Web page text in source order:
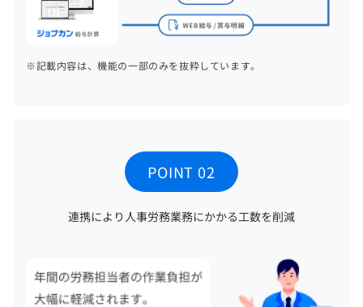
※記載内容は、機能の一部のみを抜粋しています。
POINT 02
連携により人事労務業務にかかる工数を削減